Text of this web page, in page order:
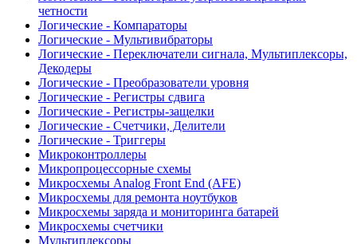
четности
Логические - Компараторы
Логические - Мультивибраторы
Логические - Переключатели сигнала, Мультиплексоры,
Декодеры
Логические - Преобразователи уровня
Логические - Регистры сдвига
Логические - Регистры-защелки
Логические - Счетчики, Делители
Логические - Триггеры
Микроконтроллеры
Микропроцессорные схемы
Микросхемы Analog Front End (AFE)
Микросхемы для ремонта ноутбуков
Микросхемы заряда и мониторинга батарей
Микросхемы счетчики
Мультиплексоры